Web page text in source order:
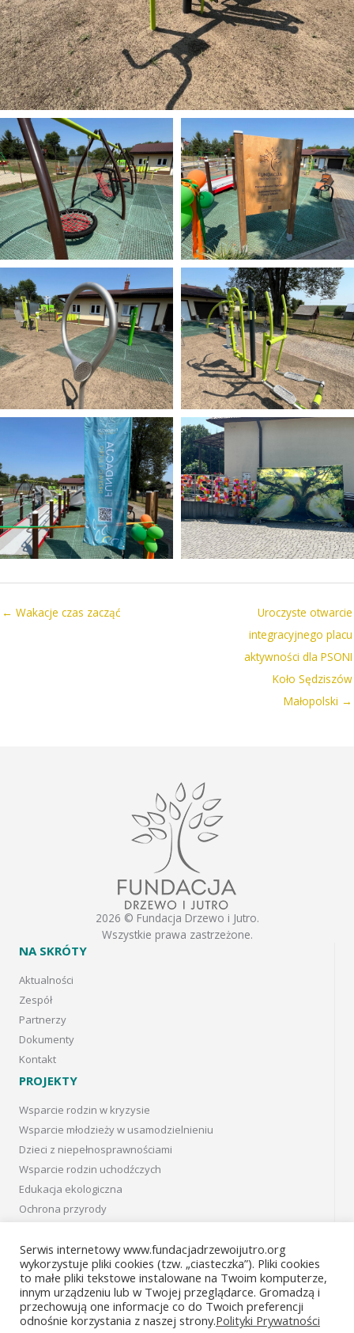
← Wakacje czas zacząć
Uroczyste otwarcie
integracyjnego placu
aktywności dla PSONI
Koło Sędziszów
Małopolski →
2026 © Fundacja Drzewo i Jutro.
Wszystkie prawa zastrzeżone.
NA SKRÓTY
Aktualności
Zespół
Partnerzy
Dokumenty
Kontakt
PROJEKTY
Wsparcie rodzin w kryzysie
Wsparcie młodzieży w usamodzielnieniu
Dzieci z niepełnosprawnościami
Wsparcie rodzin uchodźczych
Edukacja ekologiczna
Ochrona przyrody
Projects in Canada
Projekty archiwalne
Facebook
Serwis internetowy www.fundacjadrzewoijutro.org
wykorzystuje pliki cookies (tzw. „ciasteczka”). Pliki cookies
to małe pliki tekstowe instalowane na Twoim komputerze,
innym urządzeniu lub w Twojej przeglądarce. Gromadzą i
przechowują one informacje co do Twoich preferencji
odnośnie korzystania z naszej strony.Polityki Prywatności